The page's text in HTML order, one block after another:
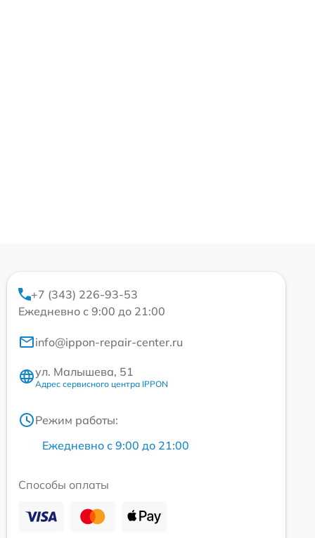
+7 (343) 226-93-53
Ежедневно с 9:00 до 21:00
info@ippon-repair-center.ru
ул. Малышева, 51
Адрес сервисного центра IPPON
Режим работы:
Ежедневно с 9:00 до 21:00
Способы оплаты